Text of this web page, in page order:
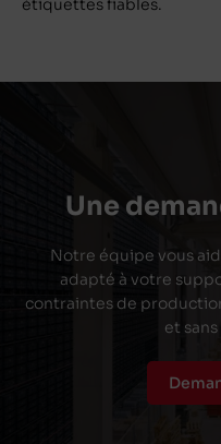
étiquettes fiables.
Une
Notre équipe vous
adapté à votre
contraintes de
et